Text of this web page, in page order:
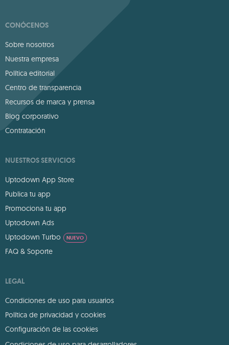
CONÓCENOS
Sobre nosotros
Nuestra empresa
Política editorial
Centro de transparencia
Recursos de marca y prensa
Blog corporativo
Contratación
NUESTROS SERVICIOS
Uptodown App Store
Publica tu app
Promociona tu app
Uptodown Ads
Uptodown Turbo
NUEVO
FAQ & Soporte
LEGAL
Condiciones de uso para usuarios
Política de privacidad y cookies
Configuración de las cookies